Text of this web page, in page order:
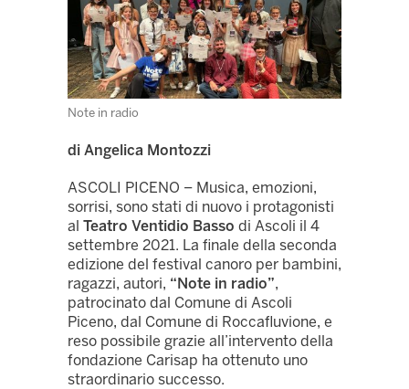
Note in radio
di Angelica Montozzi
ASCOLI PICENO – Musica, emozioni,
sorrisi, sono stati di nuovo i protagonisti
al Teatro Ventidio Basso di Ascoli il 4
settembre 2021. La finale della seconda
edizione del festival canoro per bambini,
ragazzi, autori, “Note in radio”,
patrocinato dal Comune di Ascoli
Piceno, dal Comune di Roccafluvione, e
reso possibile grazie all’intervento della
fondazione Carisap ha ottenuto uno
straordinario successo.